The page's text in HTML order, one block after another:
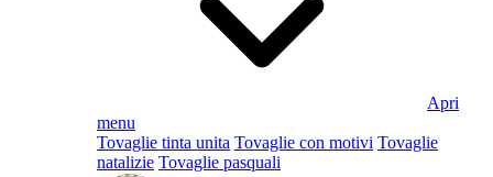
Apri
menu
Tovaglie tinta unita Tovaglie con motivi Tovaglie
natalizie Tovaglie pasquali